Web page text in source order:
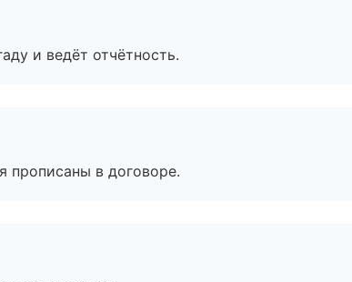
и ведёт отчётность.
прописаны в договоре.